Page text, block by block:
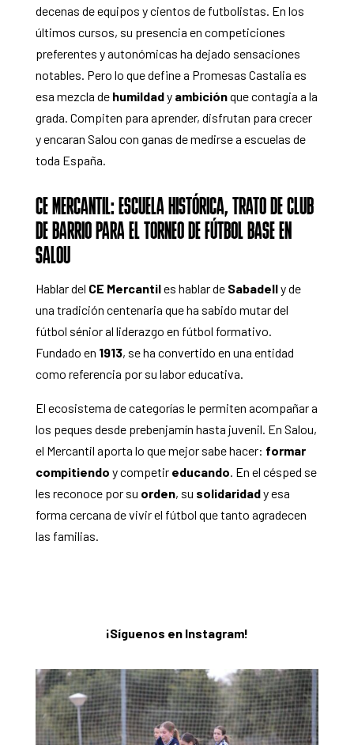
decenas de equipos y cientos de futbolistas. En los
últimos cursos, su presencia en competiciones
preferentes y autonómicas ha dejado sensaciones
notables. Pero lo que define a Promesas Castalia es
esa mezcla de humildady ambiciónque contagia a la
grada. Compiten para aprender, disfrutan para crecer
y encaran Salou con ganas de medirse a escuelas de
toda España.
CE MERCANTIL: ESCUELA HISTÓRICA, TRATO DE CLUB
DE BARRIO PARA EL TORNEO DE FÚTBOL BASE EN
SALOU
Hablar del CE Mercantiles hablar de Sabadelly de
una tradición centenaria que ha sabido mutar del
fútbol sénior al liderazgo en fútbol formativo.
Fundado en 1913, se ha convertido en una entidad
como referencia por su labor educativa.
El ecosistema de categorías le permiten acompañar a
los peques desde prebenjamín hasta juvenil. En Salou,
el Mercantil aporta lo que mejor sabe hacer: formar
compitiendo y competir educando. En el césped se
les reconoce por su orden, su solidaridady esa
forma cercana de vivir el fútbol que tanto agradecen
las familias.
¡Síguenos en Instagram!